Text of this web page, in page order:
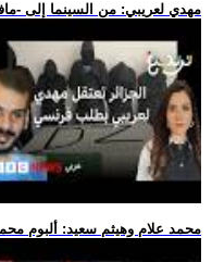
.. مهدي لعريبي: من السينما إلى -
.. محمد علام وهيثم سعيد: ألبوم